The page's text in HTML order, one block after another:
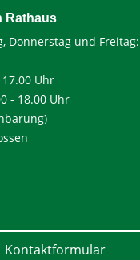
Rathaus
Donnerstag und Freitag:
Uhr
- 18.00 Uhr
Kontaktformular